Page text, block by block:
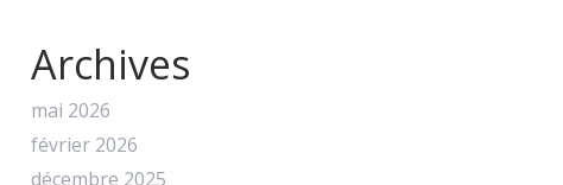
Archives
mai 2026
février 2026
décembre 2025